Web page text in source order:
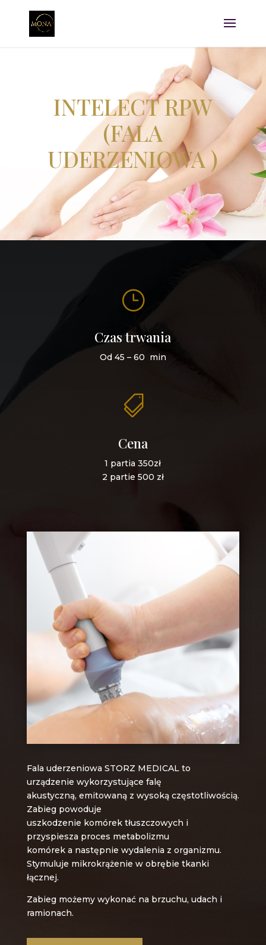
INTELECT RPW
(FALA
UDERZENIOWA )
}
Czas trwania
Od 45 – 60 min

Cena
1 partia 350zł
2 partie 500 zł
Fala uderzeniowa STORZ MEDICAL to
urządzenie wykorzystujące falę
akustyczną, emitowaną z wysoką częstotliwością.
Zabieg powoduje
uszkodzenie komórek tłuszczowych i
przyspiesza proces metabolizmu
komórek a następnie wydalenia z organizmu.
Stymuluje mikrokrążenie w obrębie tkanki
łącznej.
Zabieg możemy wykonać na brzuchu, udach i
ramionach.